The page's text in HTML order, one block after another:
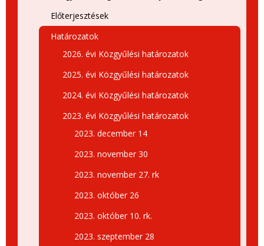
Előterjesztések
Határozatok
2026. évi Közgyűlési határozatok
2025. évi Közgyűlési határozatok
2024. évi Közgyűlési határozatok
2023. évi Közgyűlési határozatok
2023. december 14
2023. november 30
2023. november 27. rk
2023. október 26
2023. október 10. rk.
2023. szeptember 28